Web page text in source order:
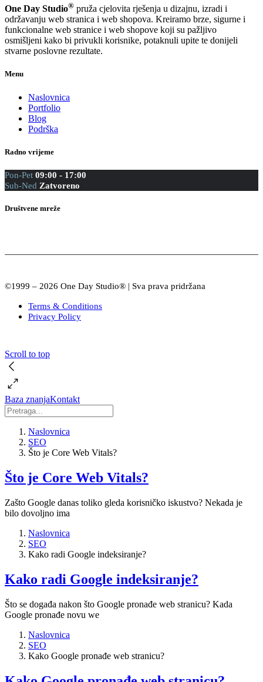
One Day Studio® pruža cjelovita rješenja u dizajnu, izradi i
održavanju web stranica i web shopova. Kreiramo brze, sigurne i
funkcionalne web stranice i web shopove koji su pažljivo
osmišljeni kako bi privukli korisnike, potaknuli upite te donijeli
stvarne poslovne rezultate.
Menu
Naslovnica
Portfolio
Blog
Podrška
Radno vrijeme
Pon-Pet 09:00 - 17:00
Sub-Ned Zatvoreno
Društvene mreže
©1999 – 2026 One Day Studio® | Sva prava pridržana
Terms & Conditions
Privacy Policy
Scroll to top
Baza znanjaKontakt
Naslovnica
SEO
Što je Core Web Vitals?
Što je Core Web Vitals?
Zašto Google danas toliko gleda korisničko iskustvo? Nekada je
bilo dovoljno ima
Naslovnica
SEO
Kako radi Google indeksiranje?
Kako radi Google indeksiranje?
Što se događa nakon što Google pronađe web stranicu? Kada
Google pronađe novu we
Naslovnica
SEO
Kako Google pronađe web stranicu?